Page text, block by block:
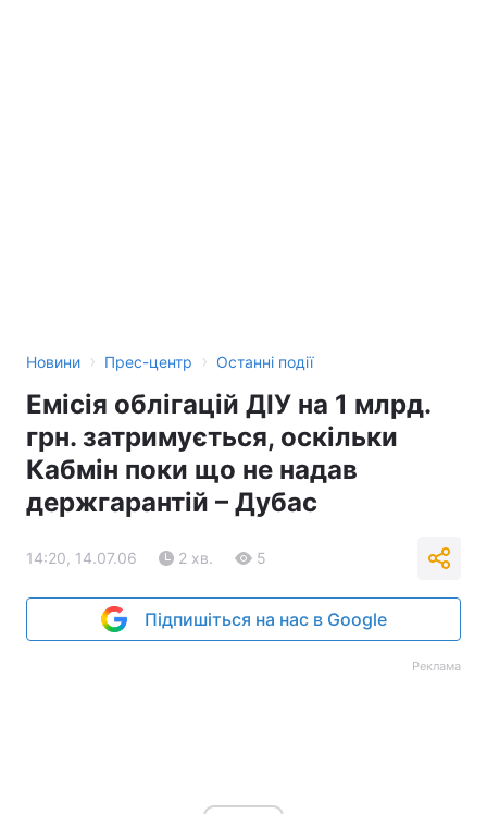
Новини › Прес-центр › Останні події
Емісія облігацій ДІУ на 1 млрд.
грн. затримується, оскільки
Кабмін поки що не надав
держгарантій – Дубас
14:20, 14.07.06 2 хв. 5
Підпишіться на нас в Google
Реклама